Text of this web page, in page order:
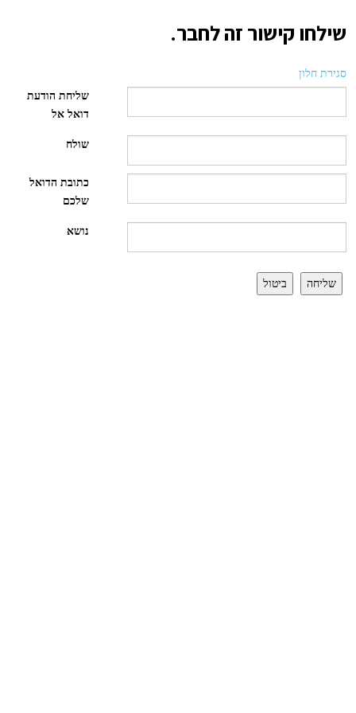
שילחו קישור זה לחבר.
סגירת חלון
שליחת הודעת
דואל אל
שולח
כתובת הדואל
שלכם
נושא
שליחה ביטול